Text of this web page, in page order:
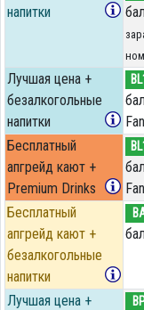
напитки
Лучшая цена +
безалкогольные
напитки
BL1
Бесплатный
апгрейд кают +
Premium Drinks
BL1
Бесплатный
апгрейд кают +
безалкогольные
напитки
Лучшая цена +